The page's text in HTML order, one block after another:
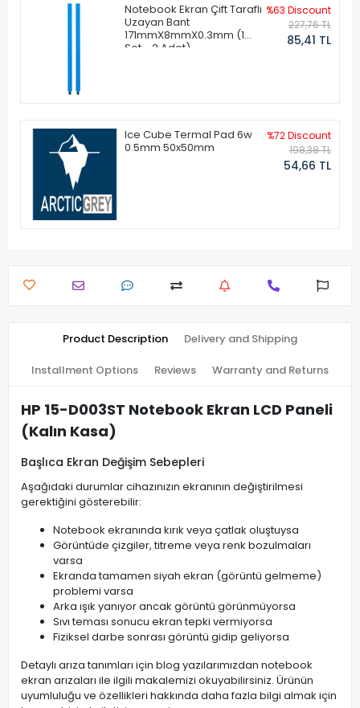
Notebook Ekran Çift Taraflı
Uzayan Bant
171mmX8mmX0.3mm (1
Set - 2 Adet)
%63 Discount
227,76 TL
85,41 TL
Ice Cube Termal Pad 6w
0.5mm 50x50mm
%72 Discount
198,38 TL
54,66 TL
Product Description Delivery and Shipping
Installment Options Reviews Warranty and Returns
HP 15-D003ST Notebook Ekran LCD Paneli
(Kalın Kasa)
Başlıca Ekran Değişim Sebepleri
Aşağıdaki durumlar cihazınızın ekranının değiştirilmesi
gerektiğini gösterebilir:
Notebook ekranında kırık veya çatlak oluştuysa
Görüntüde çizgiler, titreme veya renk bozulmaları
varsa
Ekranda tamamen siyah ekran (görüntü gelmeme)
problemi varsa
Arka ışık yanıyor ancak görüntü görünmüyorsa
Sıvı teması sonucu ekran tepki vermiyorsa
Fiziksel darbe sonrası görüntü gidip geliyorsa
Detaylı arıza tanımları için blog yazılarımızdan notebook
ekran arızaları ile ilgili makalemizi okuyabilirsiniz. Ürünün
uyumluluğu ve özellikleri hakkında daha fazla bilgi almak için